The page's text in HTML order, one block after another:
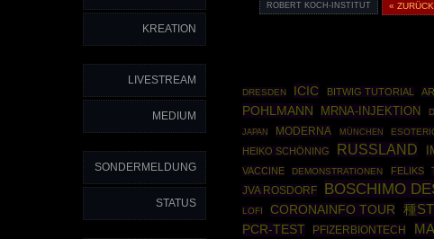
KREATION
LIVESTREAM
MEDIUM
SONDERMELDUNG
STATUS
ROBERT KOCH-INSTITUT « ZURÜCK
DRESDEN ICIC BITWIG TUTORIAL
POHLMANN
MRNA-INJEKTION
JAPAN MODERNA MÜNCHEN
HEIKO SCHÖNING RUSSLAND
VACCINE
DEMONSTRATIONEN FELIKS
JVA ROSDORF BOSCHIMO
LOFI CORONAINFO TOUR 種
PCR-TEST PFIZERBIONTECH